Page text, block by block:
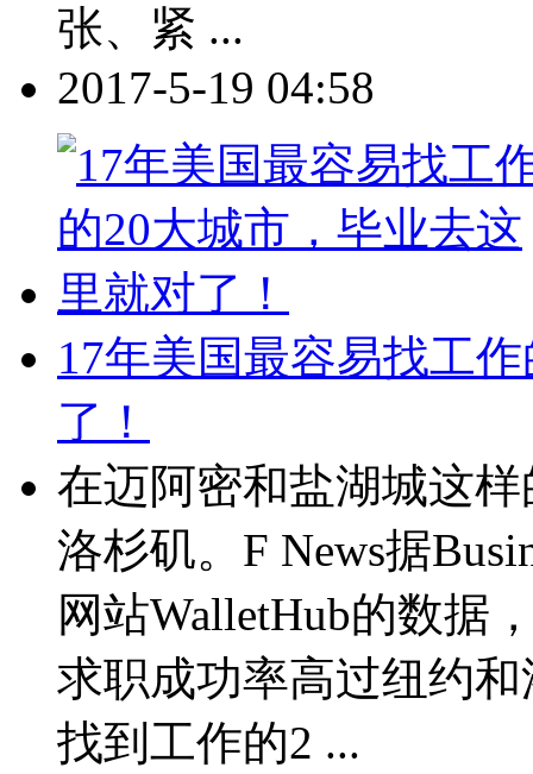
张、紧 ...
2017-5-19 04:58
17年美国最容易找工
了！
在迈阿密和盐湖城这
洛杉矶。F News据
网站WalletHub的数据
求职成功率高过纽约
找到工作的2 ...